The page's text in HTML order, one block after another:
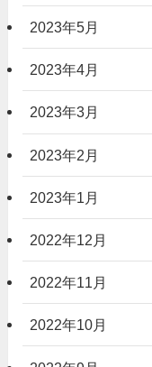
2023年5月
2023年4月
2023年3月
2023年2月
2023年1月
2022年12月
2022年11月
2022年10月